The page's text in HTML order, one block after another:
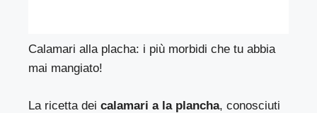
Calamari alla placha: i più morbidi che tu abbia
mai mangiato!
La ricetta deicalamari a la plancha, conosciuti